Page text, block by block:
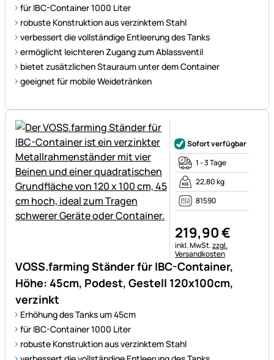
für IBC-Container 1000 Liter
robuste Konstruktion aus verzinktem Stahl
verbessert die vollständige Entleerung des Tanks
ermöglicht leichteren Zugang zum Ablassventil
bietet zusätzlichen Stauraum unter dem Container
geeignet für mobile Weidetränken
VOSS.farming Ständer für IBC-Container,
Höhe: 45cm, Podest, Gestell 120x100cm,
verzinkt
Erhöhung des Tanks um 45cm
für IBC-Container 1000 Liter
robuste Konstruktion aus verzinktem Stahl
Sofort verfügbar
1 - 3 Tage
22,80 kg
81590
219,90€
Steuerhinweis:
inkl. MwSt.zzgl.
Versandkosten